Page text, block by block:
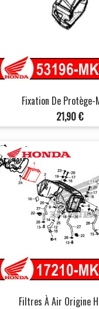
Fixation De Protège-
Prix
21,90 €
Filtres À Air Origine